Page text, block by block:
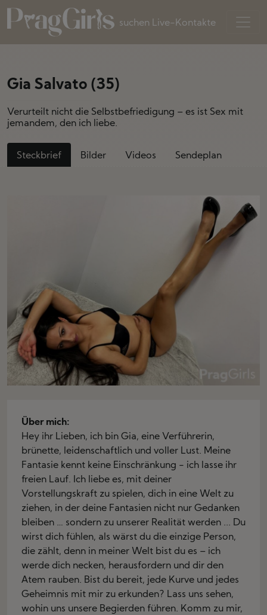
suchen Live-Kontakte
Gia Salvato (35)
Verurteilt nicht die Selbstbefriedigung – es ist Sex mit
jemandem, den ich liebe.
Steckbrief Bilder Videos Sendeplan
Über mich:
Hey ihr Lieben, ich bin Gia, eine Verführerin,
brünette, leidenschaftlich und voller Lust. Meine
Fantasie kennt keine Einschränkung - ich lasse ihr
freien Lauf. Ich liebe es, mit deiner
Vorstellungskraft zu spielen, dich in eine Welt zu
ziehen, in der deine Fantasien nicht nur Gedanken
bleiben … sondern zu unserer Realität werden ... Du
wirst dich fühlen, als wärst du die einzige Person,
die zählt, denn in meiner Welt bist du es – ich
werde dich necken, herausfordern und dir den
Atem rauben. Bist du bereit, jede Kurve und jedes
Geheimnis mit mir zu erkunden? Lass uns sehen,
wohin uns unsere Begierden führen. Komm zu mir,